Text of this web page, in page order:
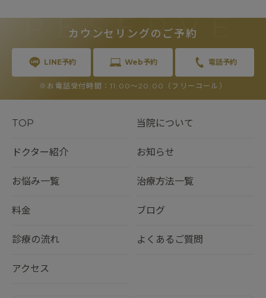
カウンセリングのご予約
RESERVE
LINE予約 Web予約 電話予約
※お電話受付時間：11:00〜20:00（フリーコール）
TOP 当院について
ドクター紹介 お知らせ
お悩み一覧 治療方法一覧
料金 ブログ
診療の流れ よくあるご質問
アクセス